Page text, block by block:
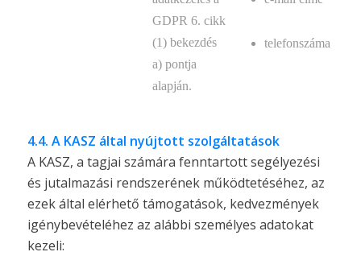
GDPR 6. cikk
(1) bekezdés
a) pontja
alapján.
telefonszáma
4.4. A KASZ által nyújtott szolgáltatások
A KASZ, a tagjai számára fenntartott segélyezési
és jutalmazási rendszerének működtetéséhez, az
ezek által elérhető támogatások, kedvezmények
igénybevételéhez az alábbi személyes adatokat
kezeli: